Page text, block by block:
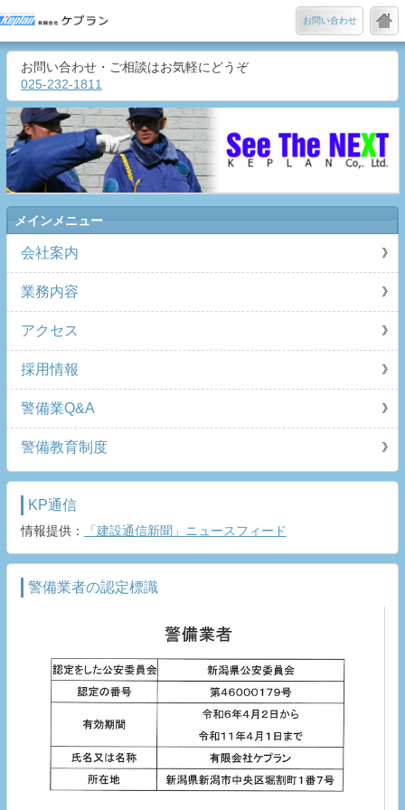
お問い合わせ
お問い合わせ・ご相談はお気軽にどうぞ
025-232-1811
メインメニュー
会社案内
業務内容
アクセス
採用情報
警備業Q&A
警備教育制度
KP通信
情報提供： 「建設通信新聞」ニュースフィード
警備業者の認定標識